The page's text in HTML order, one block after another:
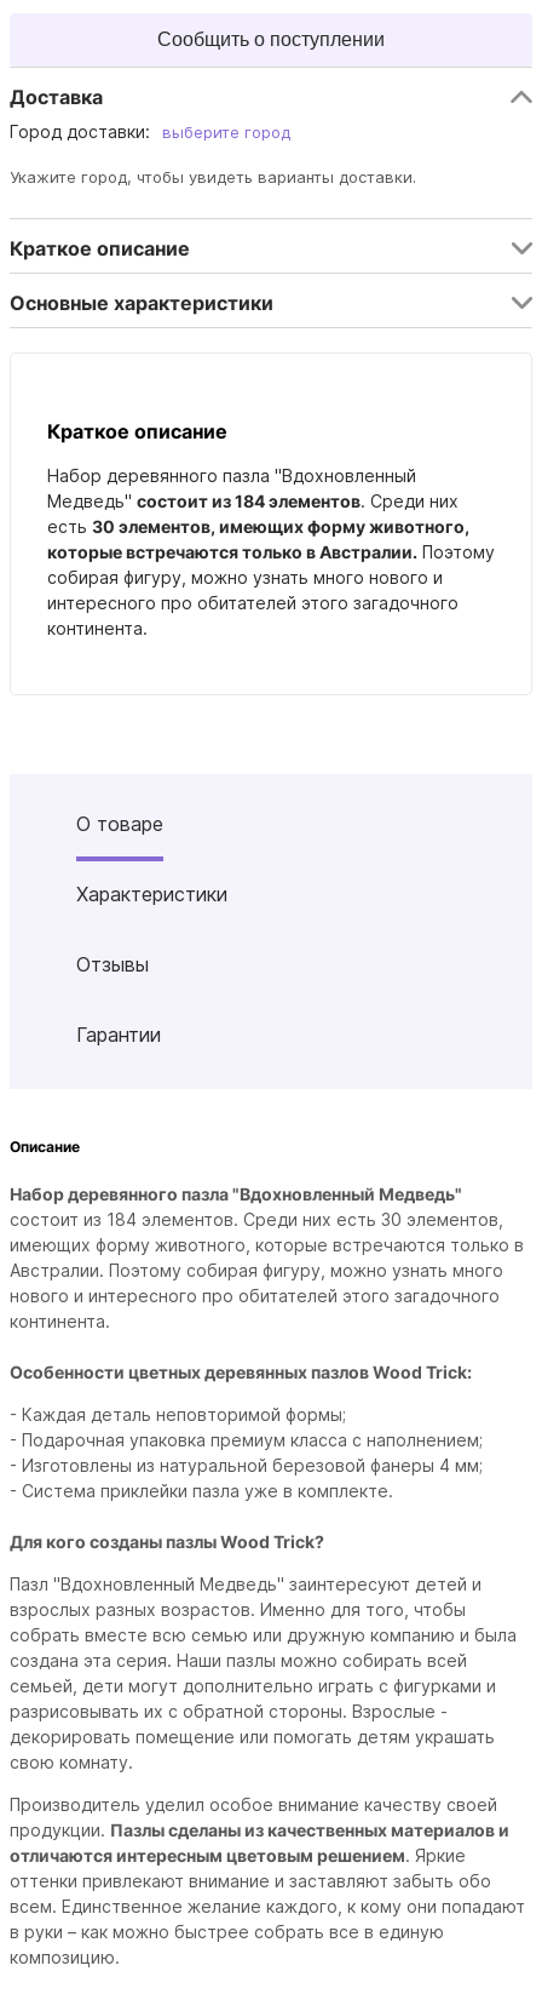
Сообщить о поступлении
Доставка
Город доставки: выберите город
Укажите город, чтобы увидеть варианты доставки.
Краткое описание
Основные характеристики
Краткое описание
Набор деревянного пазла "Вдохновленный
Медведь" состоит из 184 элементов. Среди них
есть 30 элементов, имеющих форму животного,
которые встречаются только в Австралии. Поэтому
собирая фигуру, можно узнать много нового и
интересного про обитателей этого загадочного
континента.
О товаре
Характеристики
Отзывы
Гарантии
Описание
Набор деревянного пазла "Вдохновленный Медведь"
состоит из 184 элементов. Среди них есть 30 элементов,
имеющих форму животного, которые встречаются только в
Австралии. Поэтому собирая фигуру, можно узнать много
нового и интересного про обитателей этого загадочного
континента.
Особенности цветных деревянных пазлов Wood Trick:
- Каждая деталь неповторимой формы;
- Подарочная упаковка премиум класса с наполнением;
- Изготовлены из натуральной березовой фанеры 4 мм;
- Система приклейки пазла уже в комплекте.
Для кого созданы пазлы Wood Trick?
Пазл "Вдохновленный Медведь" заинтересуют детей и
взрослых разных возрастов. Именно для того, чтобы
собрать вместе всю семью или дружную компанию и была
создана эта серия. Наши пазлы можно собирать всей
семьей, дети могут дополнительно играть с фигурками и
разрисовывать их с обратной стороны. Взрослые -
декорировать помещение или помогать детям украшать
свою комнату.
Производитель уделил особое внимание качеству своей
продукции. Пазлы сделаны из качественных материалов и
отличаются интересным цветовым решением. Яркие
оттенки привлекают внимание и заставляют забыть обо
всем. Единственное желание каждого, к кому они попадают
в руки – как можно быстрее собрать все в единую
композицию.